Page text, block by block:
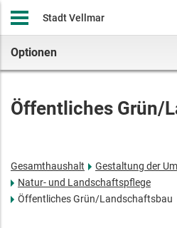
Stadt Vellmar
Optionen
Öffentliches Grün/
Gesamthaushalt
Gestaltung der
Natur- und Landschaftspflege
Öffentliches Grün/Landschaftsbau